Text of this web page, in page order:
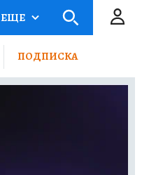
ЕЩЕ
ПОДПИСКА